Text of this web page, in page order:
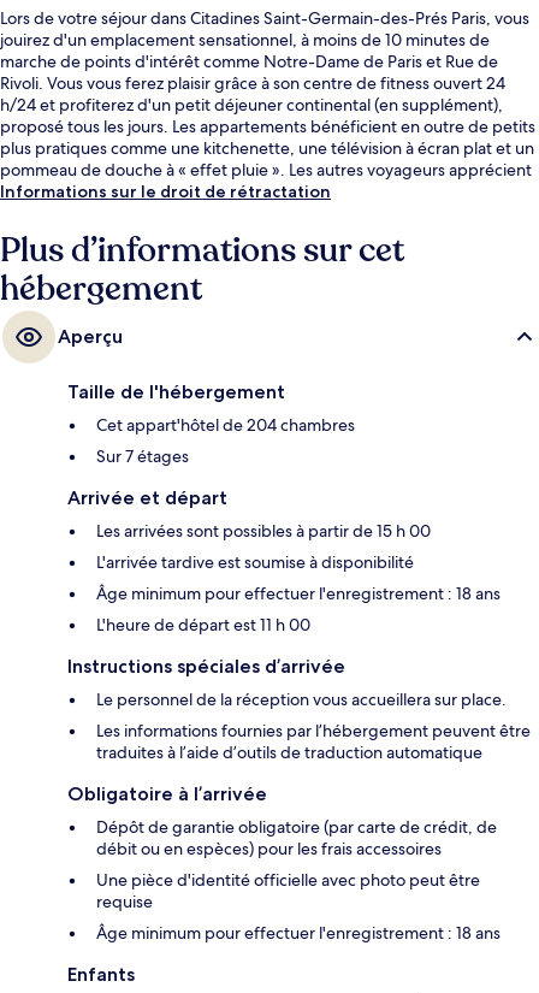
Lors de votre séjour dans Citadines Saint-Germain-des-Prés Paris, vous
jouirez d'un emplacement sensationnel, à moins de 10 minutes de
marche de points d'intérêt comme Notre-Dame de Paris et Rue de
Rivoli. Vous vous ferez plaisir grâce à son centre de fitness ouvert 24
h/24 et profiterez d'un petit déjeuner continental (en supplément),
proposé tous les jours. Les appartements bénéficient en outre de petits
plus pratiques comme une kitchenette, une télévision à écran plat et un
pommeau de douche à « effet pluie ». Les autres voyageurs apprécient
l'emplacement pour les visites touristiques, mais aussi pour sa proximité
à pied et Station de métro Pont Neuf, à 5 min de marche.
Informations sur le droit de rétractation
Plus d’informations sur cet
hébergement
Aperçu
Taille de l'hébergement
Cet appart'hôtel de 204 chambres
Sur 7 étages
Arrivée et départ
Les arrivées sont possibles à partir de 15 h 00
L'arrivée tardive est soumise à disponibilité
Âge minimum pour effectuer l'enregistrement : 18 ans
L'heure de départ est 11 h 00
Instructions spéciales d’arrivée
Le personnel de la réception vous accueillera sur place.
Les informations fournies par l’hébergement peuvent être
traduites à l’aide d’outils de traduction automatique
Obligatoire à l’arrivée
Dépôt de garantie obligatoire (par carte de crédit, de
débit ou en espèces) pour les frais accessoires
Une pièce d'identité officielle avec photo peut être
requise
Âge minimum pour effectuer l'enregistrement : 18 ans
Enfants